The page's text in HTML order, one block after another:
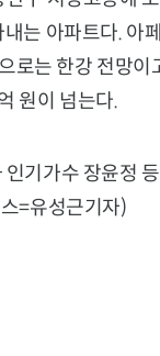
는 아파트다. 아
는 한강 전망이
원이 넘는다.
기가수 장윤정
=유성근기자)